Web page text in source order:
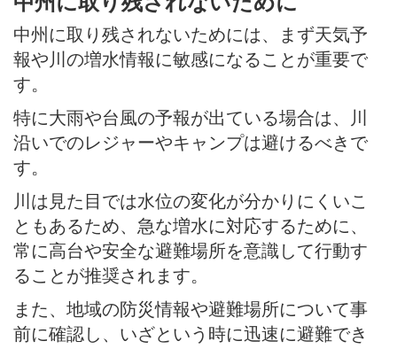
中州に取り残されないためには、まず天気予
報や川の増水情報に敏感になることが重要で
す。
特に大雨や台風の予報が出ている場合は、川
沿いでのレジャーやキャンプは避けるべきで
す。
川は見た目では水位の変化が分かりにくいこ
ともあるため、急な増水に対応するために、
常に高台や安全な避難場所を意識して行動す
ることが推奨されます。
また、地域の防災情報や避難場所について事
前に確認し、いざという時に迅速に避難でき